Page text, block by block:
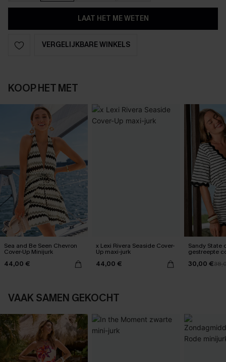
LAAT HET ME WETEN
VERGELIJKBARE WINKELS
KOOP HET MET
Sea and Be Seen Chevron
Cover-Up Minijurk
44,00 €
x Lexi Rivera Seaside Cover-
Up maxi-jurk
44,00 €
Sandy State
gestreepte
30,00 €
VAAK SAMEN GEKOCHT